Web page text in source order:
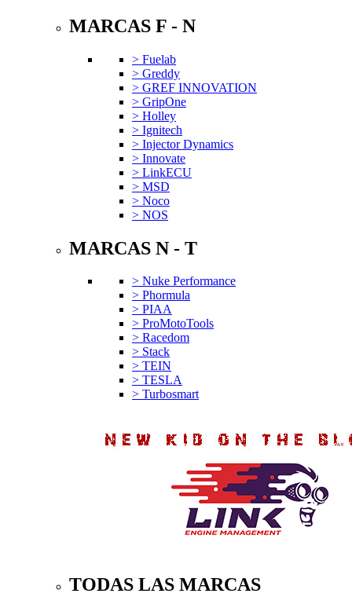
MARCAS F - N
> Fuelab
> Greddy
> GREF INNOVATION
> GripOne
> Holley
> Ignitech
> Injector Dynamics
> Innovate
> LinkECU
> MSD
> Noco
> NOS
MARCAS N - T
> Nuke Performance
> Phormula
> PIAA
> ProMotoTools
> Racedom
> Stack
> TEIN
> TESLA
> Turbosmart
TODAS LAS MARCAS